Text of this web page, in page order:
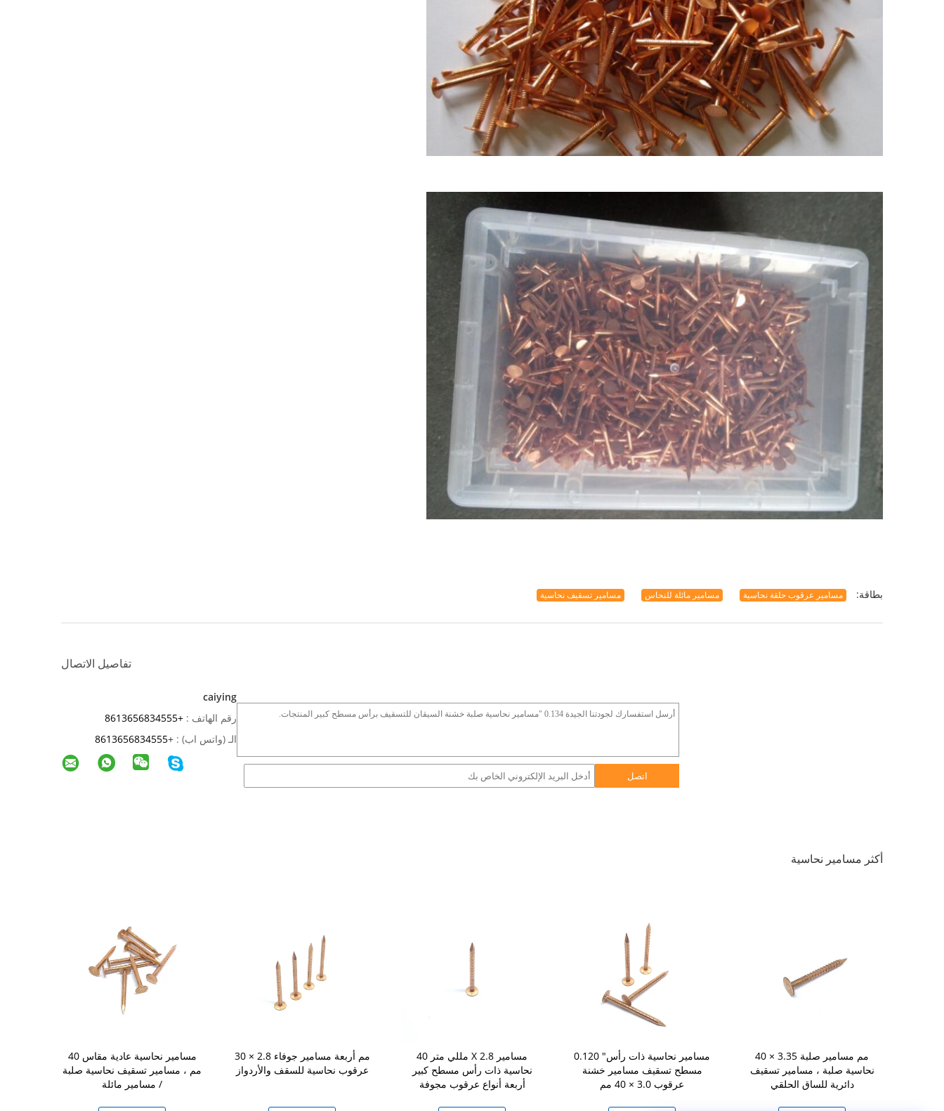
بطاقة: مسامير عرقوب حلقة نحاسية مسامير مائلة للنحاس مسامير تسقيف نحاسية
تفاصيل الاتصال
caiying
رقم الهاتف : +8613656834555
الـ (واتس اب) : +
8613656834555
اتصل
أكثر مسامير نحاسية
مسامير نحاسية عادية مقاس 40
مم ، مسامير تسقيف نحاسية صلبة
/ مسامير مائلة
30 × 2.8 مم أربعة مسامير جوفاء
عرقوب نحاسية للسقف والأردواز
40 مللي متر X 2.8 مسامير
نحاسية ذات رأس مسطح كبير
أربعة أنواع عرقوب مجوفة
0.120 "مسامير نحاسية ذات رأس
مسطح تسقيف مسامير خشنة
عرقوب 3.0 × 40 مم
40 × 3.35 مم مسامير صلبة
نحاسية صلبة ، مسامير تسقيف
دائرية للساق الحلقي